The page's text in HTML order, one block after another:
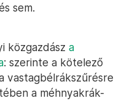
sem.
közgazdász a
: szerinte a kötelező
vastagbélrákszűrésre
a méhnyakrák-